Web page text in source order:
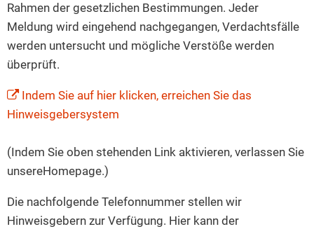
Rahmen der gesetzlichen Bestimmungen. Jeder
Meldung wird eingehend nachgegangen, Verdachtsfälle
werden untersucht und mögliche Verstöße werden
überprüft.
Indem Sie auf hier klicken, erreichen Sie das
Hinweisgebersystem
(Indem Sie oben stehenden Link aktivieren, verlassen Sie
unsereHomepage.)
Die nachfolgende Telefonnummer stellen wir
Hinweisgebern zur Verfügung. Hier kann der